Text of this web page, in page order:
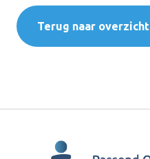
Terug naar overzicht